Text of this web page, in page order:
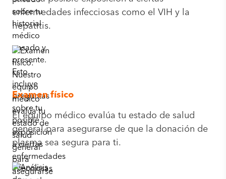
enfermedades infecciosas como el VIH y la
hepatitis.
Examen físico
El equipo médico evalúa tu estado de salud
general para asegurarse de que la donación de
plasma sea segura para ti.